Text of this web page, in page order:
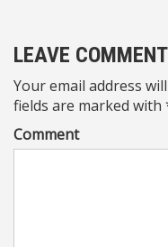
LEAVE COMMENT
Your email address
fields are marked with
Comment